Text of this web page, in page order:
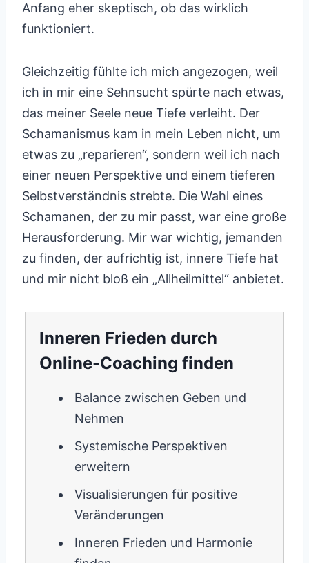
Anfang eher skeptisch, ob das wirklich
funktioniert.
Gleichzeitig fühlte ich mich angezogen, weil
ich in mir eine Sehnsucht spürte nach etwas,
das meiner Seele neue Tiefe verleiht. Der
Schamanismus kam in mein Leben nicht, um
etwas zu „reparieren“, sondern weil ich nach
einer neuen Perspektive und einem tieferen
Selbstverständnis strebte. Die Wahl eines
Schamanen, der zu mir passt, war eine große
Herausforderung. Mir war wichtig, jemanden
zu finden, der aufrichtig ist, innere Tiefe hat
und mir nicht bloß ein „Allheilmittel“ anbietet.
Inneren Frieden durch
Online-Coaching finden
Balance zwischen Geben und
Nehmen
Systemische Perspektiven
erweitern
Visualisierungen für positive
Veränderungen
Inneren Frieden und Harmonie